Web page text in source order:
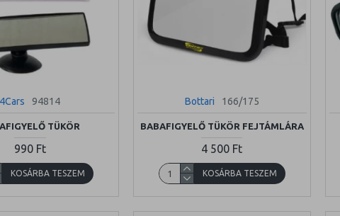
4Cars 94814
TÜKÖR
990 Ft
KOSÁRBA TESZEM
Bottari 166/175
BABAFIGYELŐ TÜKÖR FEJTÁMLÁRA
4 500 Ft
KOSÁRBA TESZEM